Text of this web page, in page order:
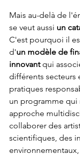
Mais au-delà de
se veut aussi un
C'est pourquoi il
d'un modèle de
innovant qui
différents secteurs
pratiques
un programme qui
approche
collaborer des
scientifiques, des